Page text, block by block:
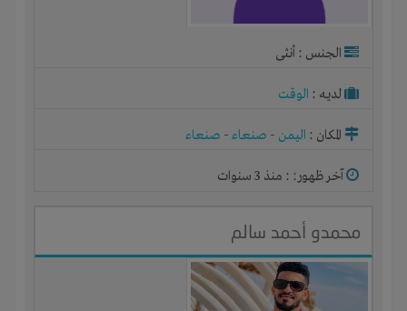
الجنس : أنثى
لديـه : الوقت
المكان : اليمن - صنعاء- صنعاء
آخر ظهور: : منذ 3 سنوات
محمدو أحمد سالم